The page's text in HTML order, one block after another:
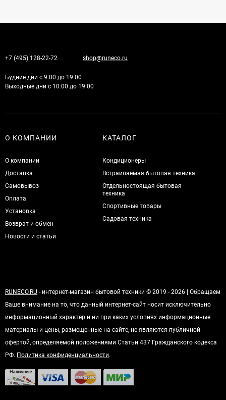
+7 (495) 128-22-72 shop@runeco.ru
Будние дни с 9:00 до 19:00
Выходные дни с 10:00 до 19:00
О КОМПАНИИ
О компании
Доставка
Самовывоз
Оплата
Установка
Возврат и обмен
Новости и статьи
КАТАЛОГ
Кондиционеры
Встраиваемая бытовая техника
Отдельностоящая бытовая
техника
Спортивные товары
Садовая техника
RUNECO.RU - интернет-магазин бытовой техники © 2019 - 2026 | Обращаем
Ваше внимание на то, что данный интернет-сайт носит исключительно
информационный характер и ни при каких условиях информационные
материалы и цены, размещенные на сайте, не являются публичной
офертой, определяемой положениями Статьи 437 Гражданского кодекса
РФ. Политика конфиденциальности.